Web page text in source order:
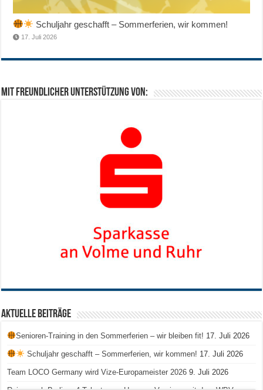
Schuljahr geschafft – Sommerferien, wir kommen!
17. Juli 2026
Mit freundlicher Unterstützung von:
Aktuelle Beiträge
Senioren-Training in den Sommerferien – wir bleiben fit! 17. Juli 2026
Schuljahr geschafft – Sommerferien, wir kommen! 17. Juli 2026
Team LOCO Germany wird Vize-Europameister 2026 9. Juli 2026